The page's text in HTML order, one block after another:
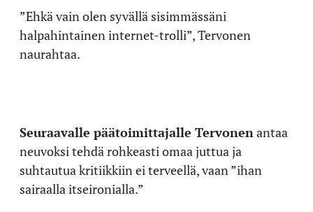
”Ehkä vain olen syvällä sisimmässäni
halpahintainen internet-trolli”, Tervonen
naurahtaa.
Seuraavalle päätoimittajalle Tervonenantaa
neuvoksi tehdä rohkeasti omaa juttua ja
suhtautua kritiikkiin ei terveellä, vaan ”ihan
sairaalla itseironialla.”